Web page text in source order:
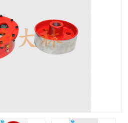
气动元件
CB离合器